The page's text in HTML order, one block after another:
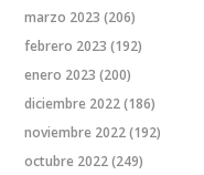
marzo 2023 (206)
febrero 2023 (192)
enero 2023 (200)
diciembre 2022(186)
noviembre 2022(192)
octubre 2022(249)